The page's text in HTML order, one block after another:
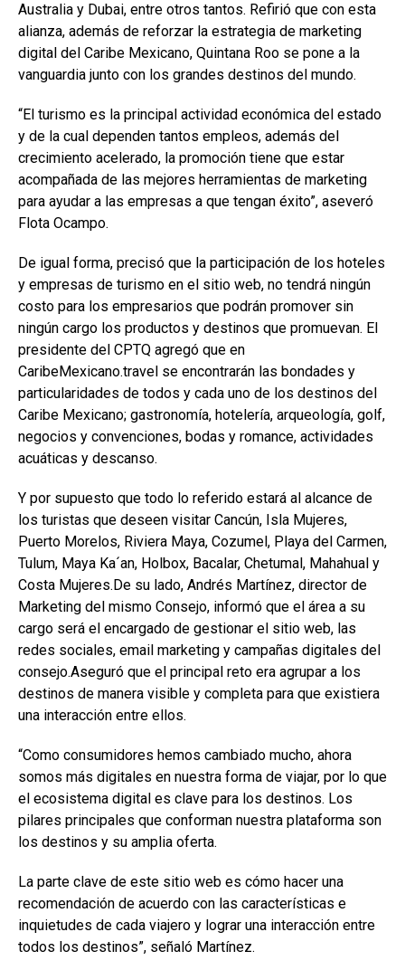
Australia y Dubai, entre otros tantos. Refirió que con esta
alianza, además de reforzar la estrategia de marketing
digital del Caribe Mexicano, Quintana Roo se pone a la
vanguardia junto con los grandes destinos del mundo.
“El turismo es la principal actividad económica del estado
y de la cual dependen tantos empleos, además del
crecimiento acelerado, la promoción tiene que estar
acompañada de las mejores herramientas de marketing
para ayudar a las empresas a que tengan éxito”, aseveró
Flota Ocampo.
De igual forma, precisó que la participación de los hoteles
y empresas de turismo en el sitio web, no tendrá ningún
costo para los empresarios que podrán promover sin
ningún cargo los productos y destinos que promuevan. El
presidente del CPTQ agregó que en
CaribeMexicano.travel se encontrarán las bondades y
particularidades de todos y cada uno de los destinos del
Caribe Mexicano; gastronomía, hotelería, arqueología, golf,
negocios y convenciones, bodas y romance, actividades
acuáticas y descanso.
Y por supuesto que todo lo referido estará al alcance de
los turistas que deseen visitar Cancún, Isla Mujeres,
Puerto Morelos, Riviera Maya, Cozumel, Playa del Carmen,
Tulum, Maya Ka´an, Holbox, Bacalar, Chetumal, Mahahual y
Costa Mujeres.De su lado, Andrés Martínez, director de
Marketing del mismo Consejo, informó que el área a su
cargo será el encargado de gestionar el sitio web, las
redes sociales, email marketing y campañas digitales del
consejo.Aseguró que el principal reto era agrupar a los
destinos de manera visible y completa para que existiera
una interacción entre ellos.
“Como consumidores hemos cambiado mucho, ahora
somos más digitales en nuestra forma de viajar, por lo que
el ecosistema digital es clave para los destinos. Los
pilares principales que conforman nuestra plataforma son
los destinos y su amplia oferta.
La parte clave de este sitio web es cómo hacer una
recomendación de acuerdo con las características e
inquietudes de cada viajero y lograr una interacción entre
todos los destinos”, señaló Martínez.